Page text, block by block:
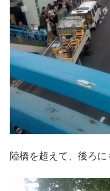
陸橋を超えて、後ろ